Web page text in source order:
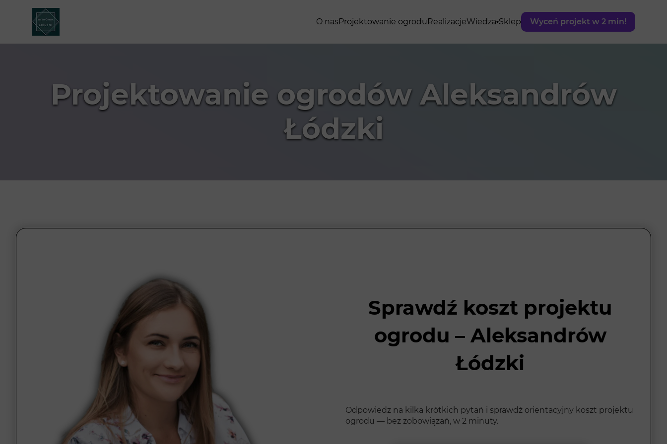
O nasProjektowanie ogrodu RealizacjeWiedza Sklep Wyceń projekt w 2 min!
Projektowanie ogrodów Aleksandrów
Łódzki
Sprawdź koszt projektu
ogrodu – Aleksandrów
Łódzki
Odpowiedz na kilka krótkich pytań i sprawdź orientacyjny koszt projektu
ogrodu — bez zobowiązań, w 2 minuty.